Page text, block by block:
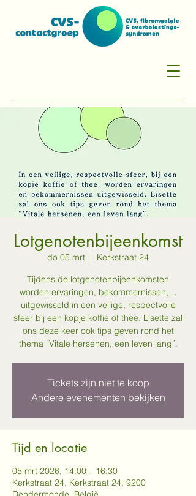
Lotgenotenbijeenkomst
do 05 mrt
  |
Kerkstraat 24
Tijdens de lotgenotenbijeenkomsten
worden ervaringen, bekommernissen,…
uitgewisseld in een veilige, respectvolle
sfeer bij een kopje koffie of thee. Lisette zal
ons deze keer ook tips geven rond het
thema “Vitale hersenen, een leven lang”.
Tickets zijn niet te koop
Andere evenementen bekijken
Tijd en locatie
05 mrt 2026, 14:00 – 16:30
Kerkstraat 24, Kerkstraat 24, 9200